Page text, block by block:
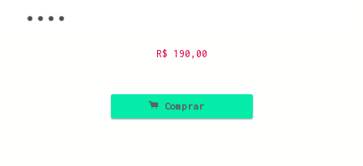
R$ 190,00
. Comprar